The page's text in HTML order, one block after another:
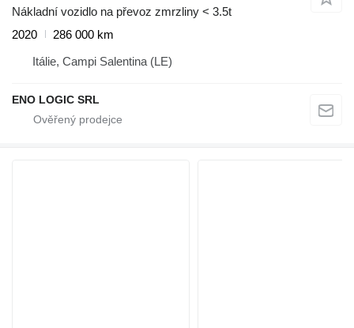
Nákladní vozidlo na převoz zmrzliny < 3.5t
2020
286 000 km
Itálie, Campi Salentina (LE)
ENO LOGIC SRL